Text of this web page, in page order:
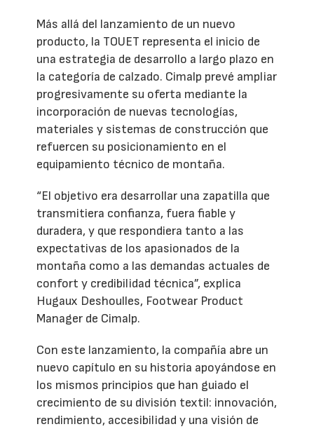
Más allá del lanzamiento de un nuevo
producto, la TOUET representa el inicio de
una estrategia de desarrollo a largo plazo en
la categoría de calzado. Cimalp prevé ampliar
progresivamente su oferta mediante la
incorporación de nuevas tecnologías,
materiales y sistemas de construcción que
refuercen su posicionamiento en el
equipamiento técnico de montaña.
“El objetivo era desarrollar una zapatilla que
transmitiera confianza, fuera fiable y
duradera, y que respondiera tanto a las
expectativas de los apasionados de la
montaña como a las demandas actuales de
confort y credibilidad técnica”, explica
Hugaux Deshoulles, Footwear Product
Manager de Cimalp.
Con este lanzamiento, la compañía abre un
nuevo capítulo en su historia apoyándose en
los mismos principios que han guiado el
crecimiento de su división textil: innovación,
rendimiento, accesibilidad y una visión de